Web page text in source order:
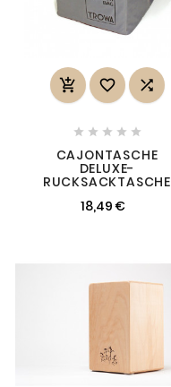
  
    
CAJONTASCHE
DELUXE-
RUCKSACKTASCHE
18,49 €